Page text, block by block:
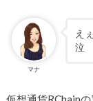
マナ
え
泣